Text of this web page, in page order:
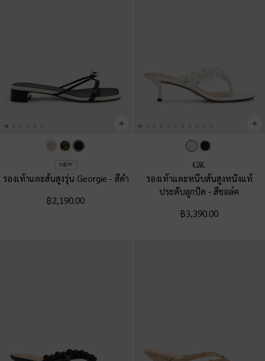
NEW
รองเท้าแตะส้นสูงรุ่น Georgie - สีดำ
฿2,190.00
รองเท้าแตะหนีบส้นสูงหนังแท้
ประดับลูกปัด-สีชอล์ค
฿3,390.00